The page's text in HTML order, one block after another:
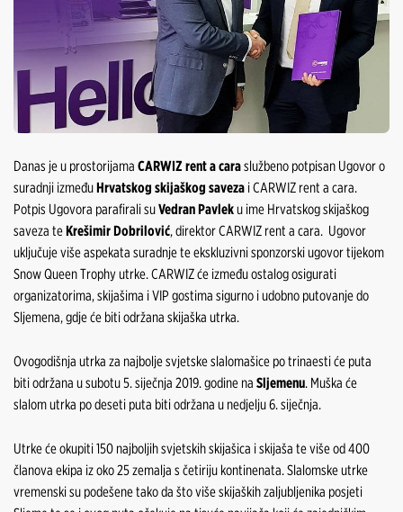
Danas je u prostorijama CARWIZ rent a caraslužbeno potpisan Ugovor o
suradnji izmeđuHrvatskog skijaškog saveza i CARWIZ rent a cara.
Potpis Ugovora parafirali suVedran Pavleku ime Hrvatskog skijaškog
saveza teKrešimir Dobrilović, direktor CARWIZ rent a cara. Ugovor
uključuje više aspekata suradnje te ekskluzivni sponzorski ugovor tijekom
Snow Queen Trophy utrke. CARWIZ će između ostalog osigurati
organizatorima, skijašima i VIP gostima sigurno i udobno putovanje do
Sljemena, gdje će biti održana skijaška utrka.
Ovogodišnja utrka za najbolje svjetske slalomašice po trinaesti će puta
biti održana u subotu 5. siječnja 2019. godine na Sljemenu. Muška će
slalom utrka po deseti puta biti održana u nedjelju 6. siječnja.
Utrke će okupiti 150 najboljih svjetskih skijašica i skijaša te više od 400
članova ekipa iz oko 25 zemalja s četiriju kontinenata. Slalomske utrke
vremenski su podešene tako da što više skijaških zaljubljenika posjeti